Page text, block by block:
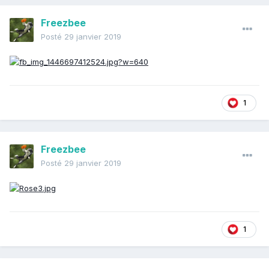
Freezbee
Posté 29 janvier 2019
1
Freezbee
Posté 29 janvier 2019
1